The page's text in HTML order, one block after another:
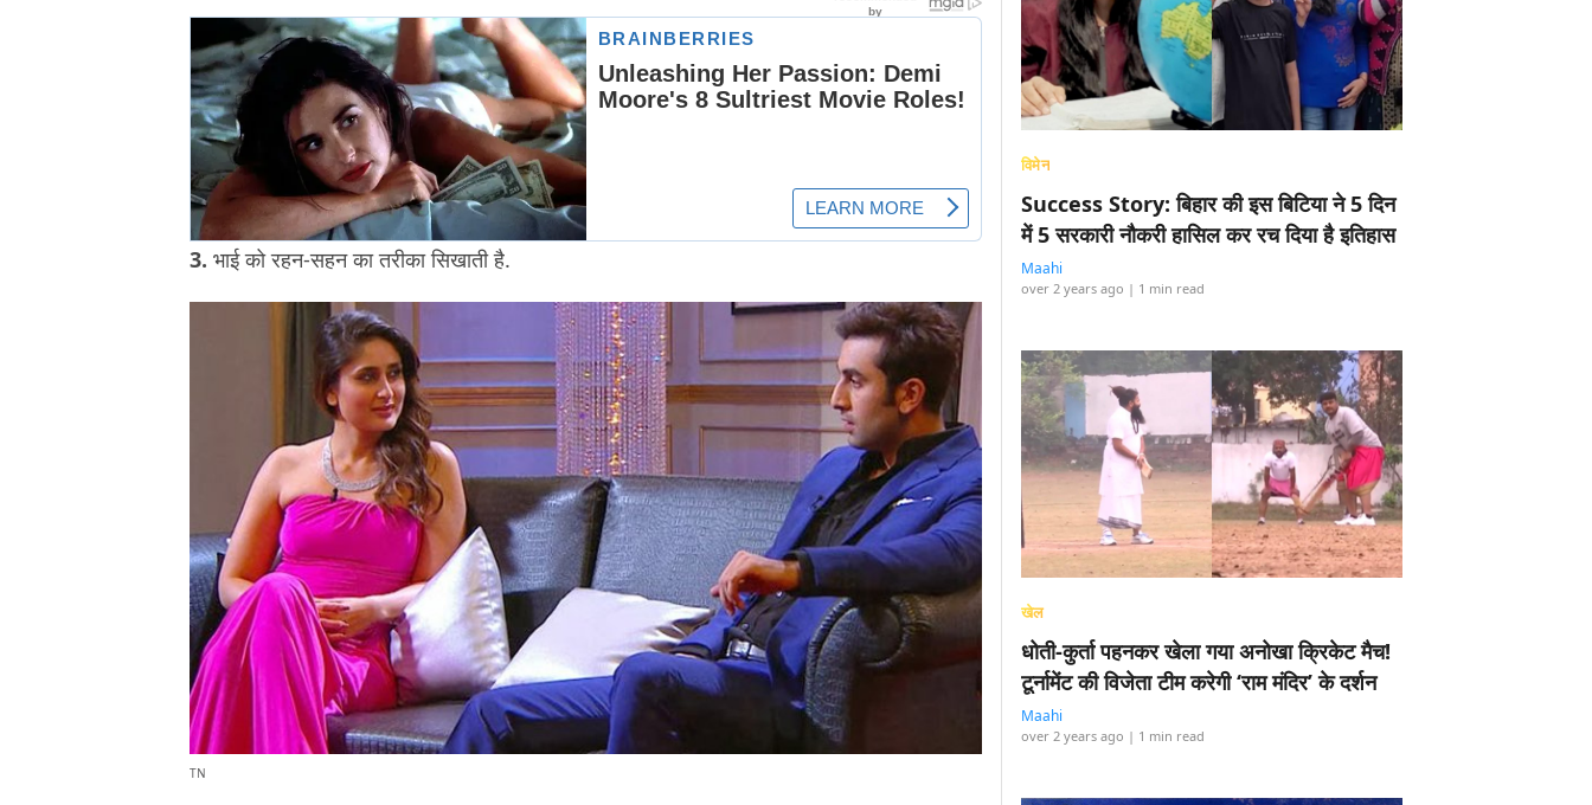
3. भाई को रहन-सहन का तरीका सिखाती है.
TN
विमेन
Success Story: बिहार की इस बिटिया ने 5 दिन
में 5 सरकारी नौकरी हासिल कर रच दिया है इतिहास
Maahi
over 2 years ago | 1 min read
खेल
धोती-कुर्ता पहनकर खेला गया अनोखा क्रिकेट मैच!
टूर्नामेंट की विजेता टीम करेगी ‘राम मंदिर’ के दर्शन
Maahi
over 2 years ago | 1 min read